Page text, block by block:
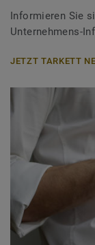
Informieren Sie
Unternehmens-
JETZT TARKETT